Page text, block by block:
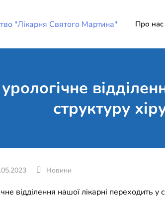
Про нас
структуру
Новини
відділення нашої лікарні переходить